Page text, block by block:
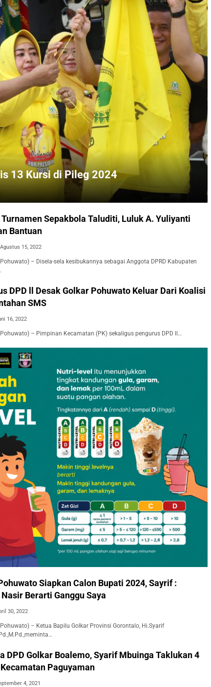
13 Kursi di Pileg 2024
Turnamen Sepakbola Taluditi, Luluk A. Yuliyanti
Bantuan
Agustus 15, 2022
– Disela-sela kesibukannya sebagai Anggota DPRD Kabupaten
DPD ll Desak Golkar Pohuwato Keluar Dari Koalisi
SMS
16, 2022
– Pimpinan Kecamatan (PK) sekaligus pengurus DPD ll…
Siapkan Calon Bupati 2024, Sayrif :
Berarti Ganggu Saya
30, 2022
– Ketua Bapilu Golkar Provinsi Gorontalo, Hi.Syarif
DPD Golkar Boalemo, Syarif Mbuinga Taklukan 4
Paguyaman
4, 2021